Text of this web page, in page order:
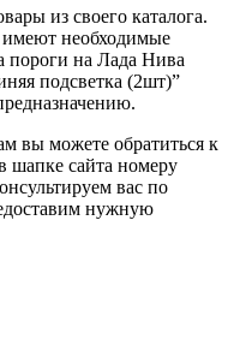
из своего каталога.
имеют необходимые
пороги на Лада Нива
подсветка (2шт)”
вы можете обратиться к
шапке сайта номеру
вас по
нужную